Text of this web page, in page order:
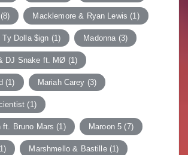
(8) Macklemore & Ryan Lewis (1)
Dolla $ign (1) Madonna (3)
DJ Snake ft. MØ (1)
(1) Mariah Carey (3)
(1)
ft. Bruno Mars (1) Maroon 5 (7)
Marshmello & Bastille(1)